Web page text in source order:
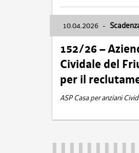
10.04.2026 -
152/26 –
Cividale del
per il
ASP Casa per anziani